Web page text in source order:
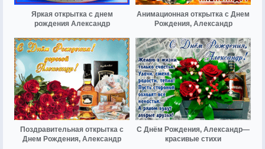
Яркая открытка с днем
рождения Александр
Анимационная открытка с Днем
Рождения, Александр
Поздравительная открытка с
Днем Рождения, Александр
С Днём Рождения, Александр—
красивые стихи